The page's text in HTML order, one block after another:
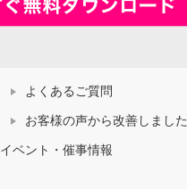
よくあるご質問
お客様の声から改善しました
イベント・催事情報